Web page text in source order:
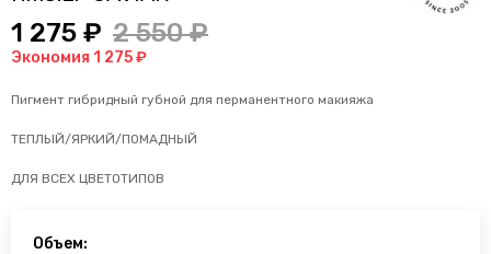
1 275 ₽ 2 550 ₽
Экономия 1 275 ₽
Пигмент гибридный губной для перманентного макияжа
ТЕПЛЫЙ/ЯРКИЙ/ПОМАДНЫЙ
ДЛЯ ВСЕХ ЦВЕТОТИПОВ
Объем: